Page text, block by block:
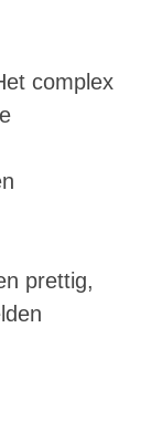
complex
prettig,